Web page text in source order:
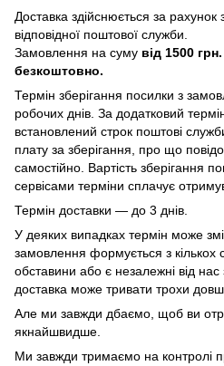
Доставка здійснюється за
відповідної поштової служби.
Замовлення на суму від 1500 грн.
безкоштовно.
Термін зберігання посилки з
робочих днів. За додатковий
встановлений строк поштові
плату за зберігання, про що
самостійно. Вартість зберігання
сервісами терміни сплачує
Термін доставки — до 3 днів.
У деяких випадках термін може
замовлення формується з кількох
обставини або є незалежні від нас
доставка може тривати трохи
Але ми завжди дбаємо, щоб ви
якнайшвидше.
Ми завжди тримаємо на контролі